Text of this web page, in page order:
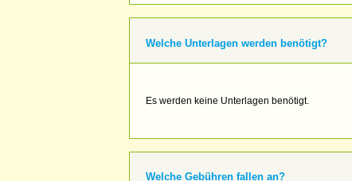
Welche Unterlagen werden benötigt?
Es werden keine Unterlagen benötigt.
Welche Gebühren fallen an?